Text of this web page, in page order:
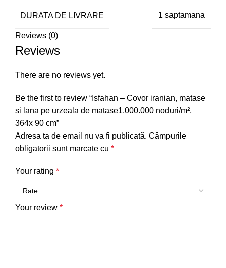
DURATA DE LIVRARE 1 saptamana
Reviews (0)
Reviews
There are no reviews yet.
Be the first to review “Isfahan – Covor iranian, matase
si lana pe urzeala de matase1.000.000 noduri/m²,
364x 90 cm”
Adresa ta de email nu va fi publicată. Câmpurile
obligatorii sunt marcate cu *
Your rating *
Your review *